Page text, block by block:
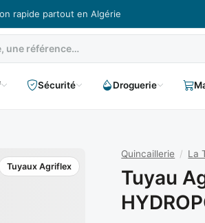
rapide partout en Algérie
Sécurité Droguerie
Tuyaux Agriflex
Quincaillerie / La
Tuyau